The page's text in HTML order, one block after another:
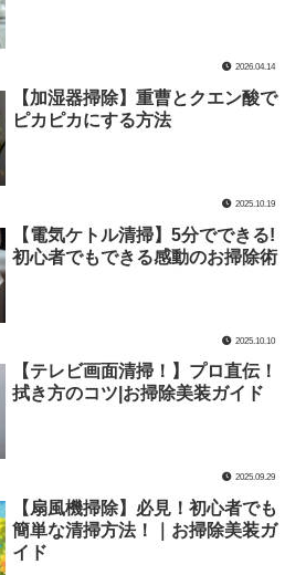
2026.04.14
【加湿器掃除】重曹とクエン酸で
ピカピカにする方法
2025.10.19
【電気ケトル清掃】5分でできる!
初心者でもできる感動のお掃除術
2025.10.10
【テレビ画面清掃！】プロ直伝！
拭き方のコツ|お掃除美装ガイド
2025.09.29
【扇風機掃除】必見！初心者でも
簡単な清掃方法！｜お掃除美装ガ
イド